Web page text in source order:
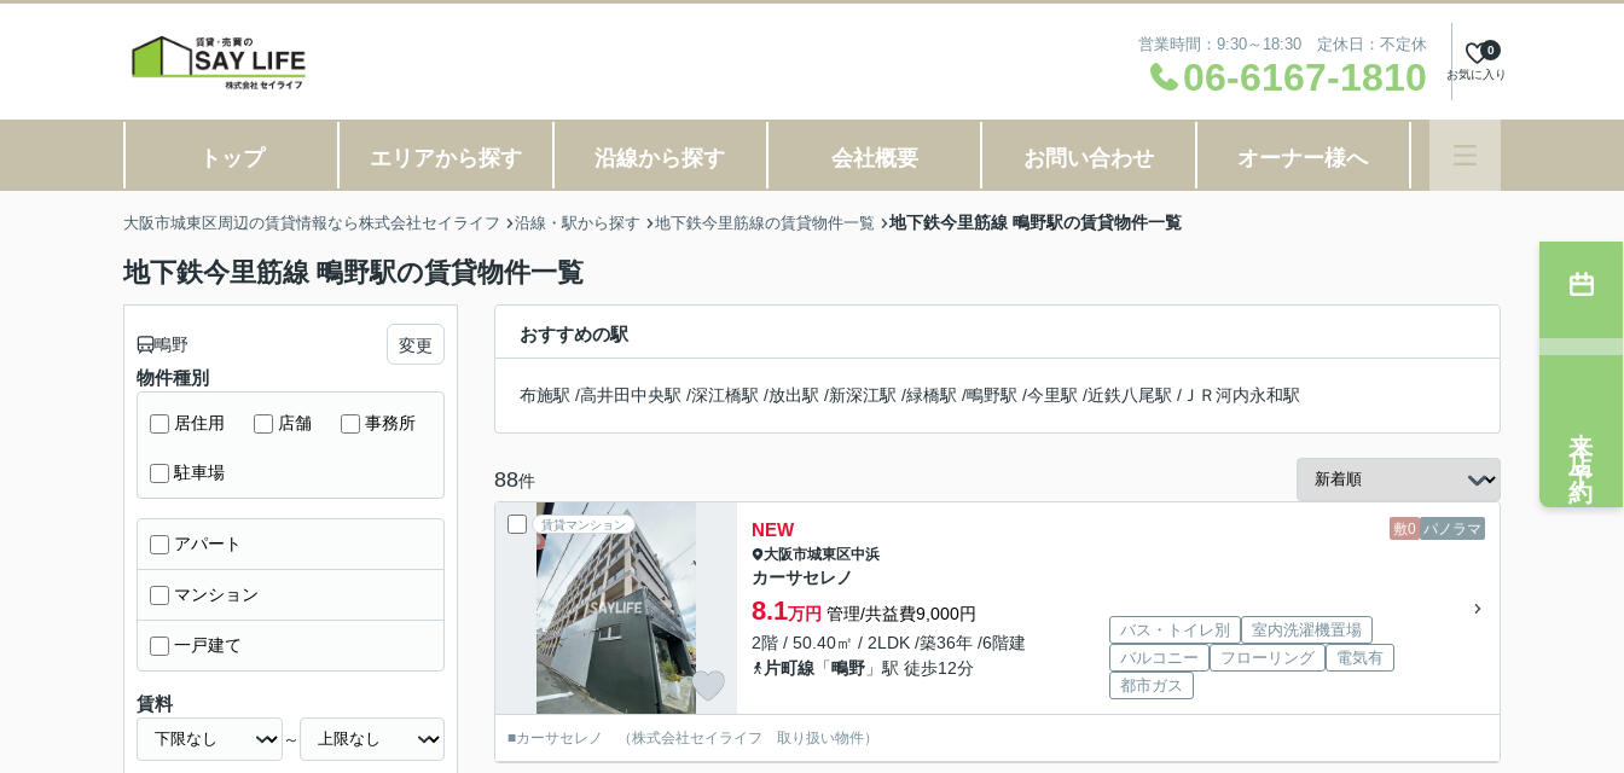
営業時間：9:30～18:30 定休日：不定休
06-6167-1810 お気に入り
0
トップ エリアから探す 沿線から探す 会社概要 お問い合わせ オーナー様へ
大阪市城東区周辺の賃貸情報なら株式会社セイライフ 沿線・駅から探す 地下鉄今里筋線の賃貸物件一覧 地下鉄今里筋線 鴫野駅の賃貸物件一覧
地下鉄今里筋線 鴫野駅の賃貸物件一覧
おすすめの駅
布施駅 /高井田中央駅 /深江橋駅 /放出駅 /新深江駅 /緑橋駅 /鴫野駅 /今里駅 /近鉄八尾駅 / ＪＲ河内永和駅
88件
賃貸マンション 敷0 パノラマ
NEW
大阪市城東区中浜
カーサセレノ
8.1万円 管理/共益費9,000円
2階 / 50.40㎡ / 2LDK /築36年 /6階建
片町線 「鴫野 」駅 徒歩12分
バス・トイレ別
室内洗濯機置場
バルコニー
フローリング
電気有
都市ガス
■カーサセレノ （株式会社セイライフ 取り扱い物件）
鴫野 変更
物件種別
居住用 店舗 事務所
駐車場
アパート
マンション
一戸建て
賃料
～
来店予約